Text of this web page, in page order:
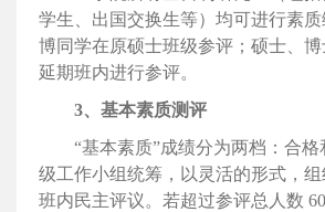
学生、出国交换生等）均可进行素
博同学在原硕士班级参评；硕士、
延期班内进行参评。
3、基本素质测评
“基本素质”成绩分为两档：合
级工作小组统筹，以灵活的形式，
班内民主评议。若超过参评总人数